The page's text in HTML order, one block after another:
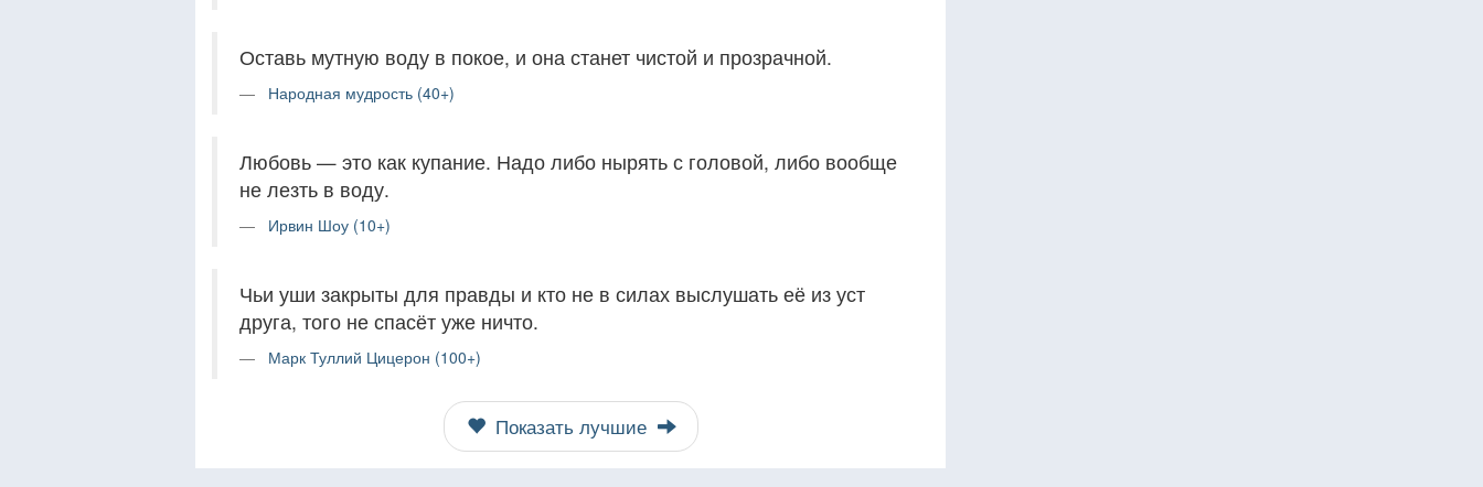
Оставь мутную воду в покое, и она станет чистой и прозрачной.
Народная мудрость (40+)
Любовь — это как купание. Надо либо нырять с головой, либо вообще
не лезть в воду.
Ирвин Шоу (10+)
Чьи уши закрыты для правды и кто не в силах выслушать её из уст
друга, того не спасёт уже ничто.
Марк Туллий Цицерон (100+)
Показать лучшие